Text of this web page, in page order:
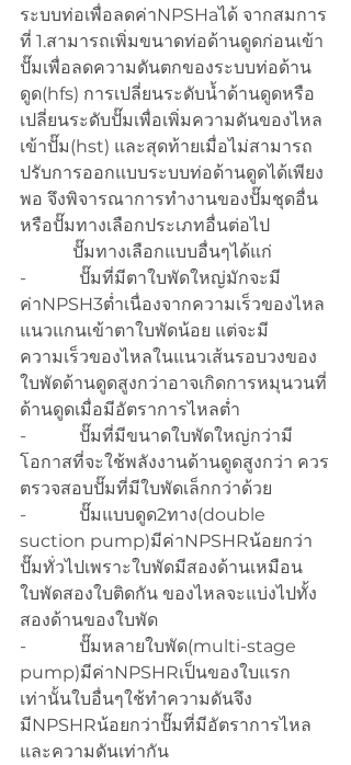
ระบบท่อเพื่อลดค่าNPSHaได้ จากสมการ
ที่ 1.สามารถเพิ่มขนาดท่อด้านดูดก่อนเข้า
ปั๊มเพื่อลดความดันตกของระบบท่อด้าน
ดูด(hfs) การเปลี่ยนระดับน้ำด้านดูดหรือ
เปลี่ยนระดับปั๊มเพื่อเพิ่มความดันของไหล
เข้าปั๊ม(hst) และสุดท้ายเมื่อไม่สามารถ
ปรับการออกแบบระบบท่อด้านดูดได้เพียง
พอ จึงพิจารณาการทำงานของปั๊มชุดอื่น
หรือปั๊มทางเลือกประเภทอื่นต่อไป
ปั๊มทางเลือกแบบอื่นๆได้แก่
-            ปั๊มที่มีตาใบพัดใหญ่มักจะมี
ค่าNPSH3ต่ำเนื่องจากความเร็วของไหล
แนวแกนเข้าตาใบพัดน้อย แต่จะมี
ความเร็วของไหลในแนวเส้นรอบวงของ
ใบพัดด้านดูดสูงกว่าอาจเกิดการหมุนวนที่
ด้านดูดเมื่อมีอัตราการไหลต่ำ
-            ปั๊มที่มีขนาดใบพัดใหญ่กว่ามี
โอกาสที่จะใช้พลังงานด้านดูดสูงกว่า ควร
ตรวจสอบปั๊มที่มีใบพัดเล็กกว่าด้วย
-            ปั๊มแบบดูด2ทาง(double
suction pump)มีค่าNPSHRน้อยกว่า
ปั๊มทั่วไปเพราะใบพัดมีสองด้านเหมือน
ใบพัดสองใบติดกัน ของไหลจะแบ่งไปทั้ง
สองด้านของใบพัด
-            ปั๊มหลายใบพัด(multi-stage
pump)มีค่าNPSHRเป็นของใบแรก
เท่านั้นใบอื่นๆใช้ทำความดันจึง
มีNPSHRน้อยกว่าปั๊มที่มีอัตราการไหล
และความดันเท่ากัน